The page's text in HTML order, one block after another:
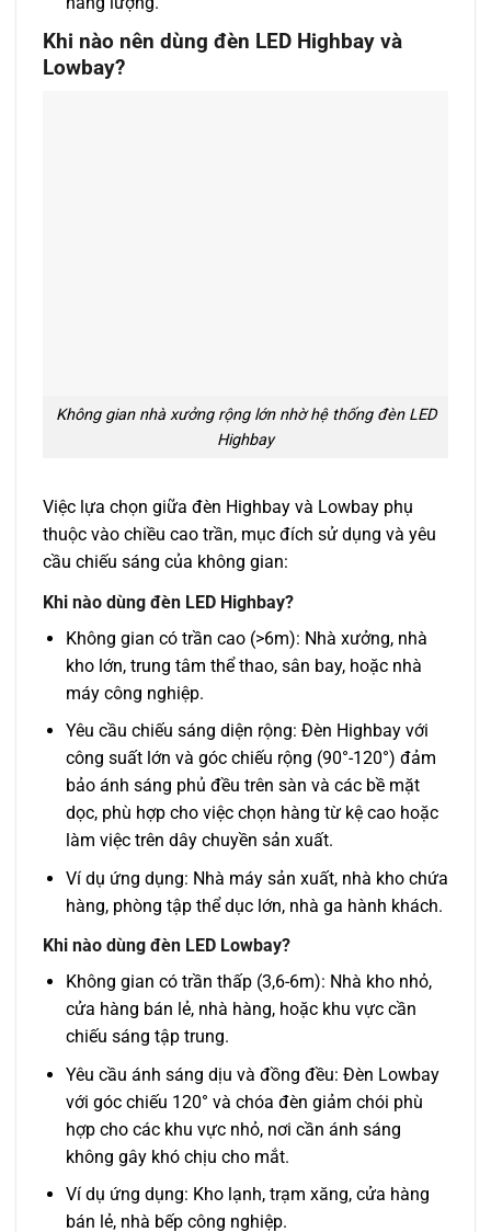
Khi nào nên dùng đèn LED Highbay và
Lowbay?
Không gian nhà xưởng rộng lớn nhờ hệ thống đèn LED
Highbay
Việc lựa chọn giữa đèn Highbay và Lowbay phụ
thuộc vào chiều cao trần, mục đích sử dụng và yêu
cầu chiếu sáng của không gian:
Khi nào dùng đèn LED Highbay?
Không gian có trần cao (>6m): Nhà xưởng, nhà
kho lớn, trung tâm thể thao, sân bay, hoặc nhà
máy công nghiệp.
Yêu cầu chiếu sáng diện rộng: Đèn Highbay với
công suất lớn và góc chiếu rộng (90°-120°) đảm
bảo ánh sáng phủ đều trên sàn và các bề mặt
dọc, phù hợp cho việc chọn hàng từ kệ cao hoặc
làm việc trên dây chuyền sản xuất.
Ví dụ ứng dụng: Nhà máy sản xuất, nhà kho chứa
hàng, phòng tập thể dục lớn, nhà ga hành khách.
Khi nào dùng đèn LED Lowbay?
Không gian có trần thấp (3,6-6m): Nhà kho nhỏ,
cửa hàng bán lẻ, nhà hàng, hoặc khu vực cần
chiếu sáng tập trung.
Yêu cầu ánh sáng dịu và đồng đều: Đèn Lowbay
với góc chiếu 120° và chóa đèn giảm chói phù
hợp cho các khu vực nhỏ, nơi cần ánh sáng
không gây khó chịu cho mắt.
Ví dụ ứng dụng: Kho lạnh, trạm xăng, cửa hàng
bán lẻ, nhà bếp công nghiệp.